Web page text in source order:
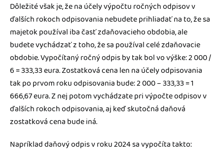
Dôležité však je, že na účely výpočtu ročných odpisov v
ďalších rokoch odpisovania nebudete prihliadať na to, že sa
majetok používal iba časť zdaňovacieho obdobia, ale
budete vychádzať z toho, že sa používal celé zdaňovacie
obdobie. Vypočítaný ročný odpis by tak bol vo výške: 2 000 /
6 = 333,33 eura. Zostatková cena len na účely odpisovania
tak po prvom roku odpisovania bude: 2 000 – 333,33 = 1
666,67 eura. Z nej potom vychádzate pri výpočte odpisov v
ďalších rokoch odpisovania, aj keď skutočná daňová
zostatková cena bude iná.
Napríklad daňový odpis v roku 2024 sa vypočíta takto: